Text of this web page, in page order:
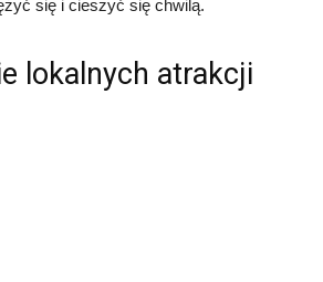
się i cieszyć się chwilą.
lokalnych atrakcji